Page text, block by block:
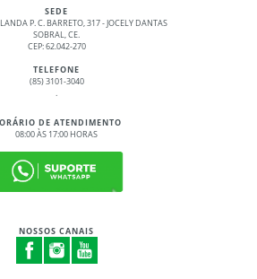
SEDE
P. C. BARRETO, 317 - JOCELY DANTAS
SOBRAL, CE.
CEP: 62.042-270
TELEFONE
(85) 3101-3040
.
DE ATENDIMENTO
08:00 ÀS 17:00 HORAS
NOSSOS CANAIS